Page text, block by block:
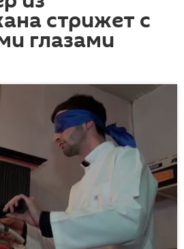
стрижет с
глазами